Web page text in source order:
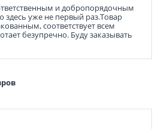
и добропорядочным
здесь уже не первый раз.Товар
соответствует всем
безупречно. Буду заказывать